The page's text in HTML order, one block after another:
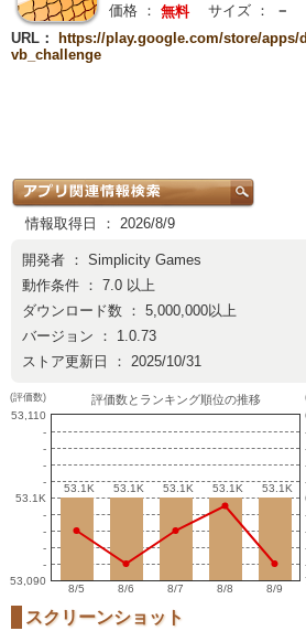
価格 ： 無料 サイズ ：
－
URL：
https://play.google.com/store/
vb_challenge
情報取得日 ： 2026/8/9
開発者 ： Simplicity Games
動作条件 ： 7.0 以上
ダウンロード数 ： 5,000,000以上
バージョン ： 1.0.73
ストア更新日 ： 2025/10/31
(評価数)
53,110
-
-
-
-
53.1K
-
-
-
-
53,090
評価数とランキング順位の推移
53.1K
53.1K 53.1K
53.1K 53.1K
53.1K 53.1K
53.1K 53.1K
53.1K
8/5 8/6 8/7 8/8 8/9
スクリーンショット